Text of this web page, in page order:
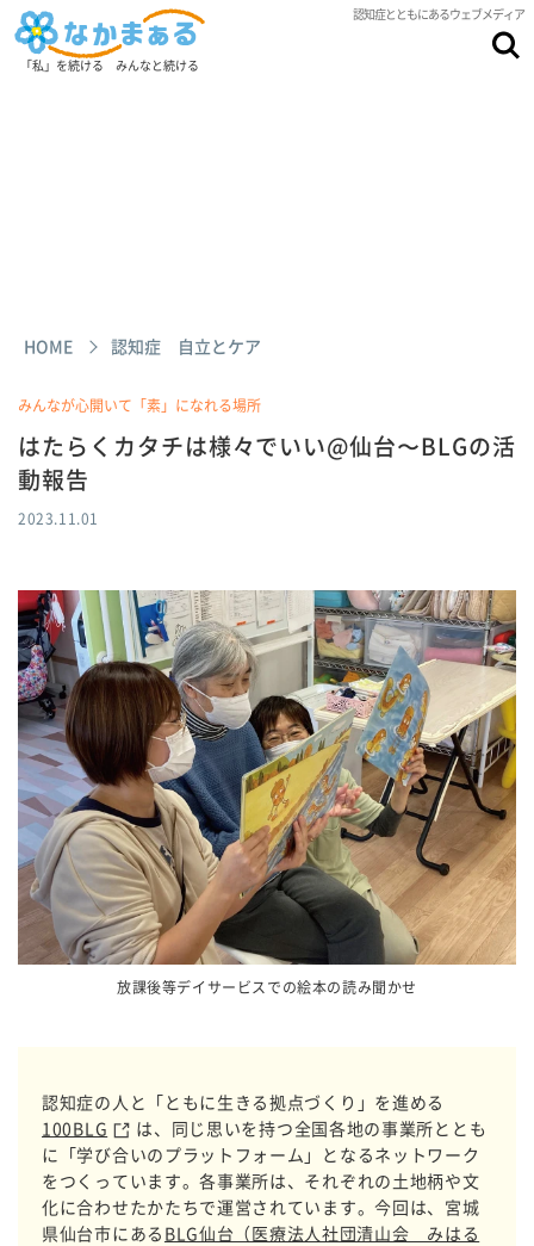
認知症とともにあるウェブメディア
「私」を続ける みんなと続ける
HOME 認知症 自立とケア
みんなが心開いて「素」になれる場所
はたらくカタチは様々でいい@仙台〜BLGの活
動報告
2023.11.01
放課後等デイサービスでの絵本の読み聞かせ
認知症の人と「ともに生きる拠点づくり」を進める
100BLG
は、同じ思いを持つ全国各地の事業所ととも
に「学び合いのプラットフォーム」となるネットワーク
をつくっています。各事業所は、それぞれの土地柄や文
化に合わせたかたちで運営されています。今回は、宮城
県仙台市にある BLG仙台（医療法人社団清山会 みはる